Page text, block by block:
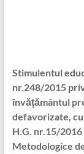
Stimulentul
nr.248/2015
învățământul
defavorizate,
H.G. nr.15/
Metodologice